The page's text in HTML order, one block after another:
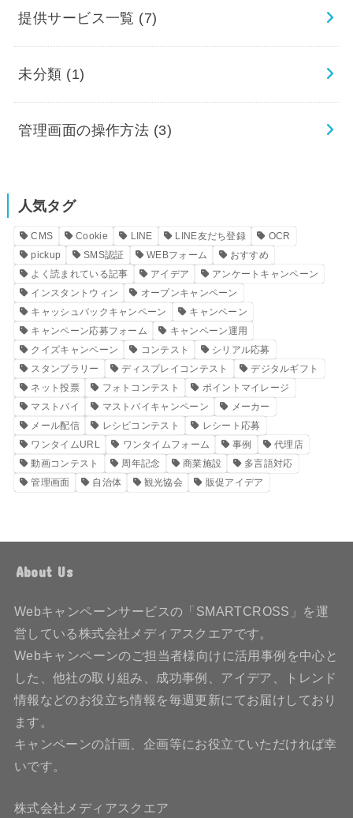
提供サービス一覧 (7)
未分類 (1)
管理画面の操作方法 (3)
人気タグ
CMS Cookie LINE LINE友だち登録
OCR
pickup
SMS認証 WEBフォーム
おすすめ
よく読まれている記事
アイデア
アンケートキャンペーン
インスタントウィン
オープンキャンペーン
キャッシュバックキャンペーン
キャンペーン
キャンペーン応募フォーム
キャンペーン運用
クイズキャンペーン
コンテスト
シリアル応募
スタンプラリー
ディスプレイコンテスト
デジタルギフト
ネット投票
フォトコンテスト
ポイントマイレージ
マストバイ
マストバイキャンペーン
メーカー
メール配信
レシピコンテスト
レシート応募
ワンタイムURL
ワンタイムフォーム 事例
代理店
動画コンテスト
周年記念 商業施設
多言語対応
管理画面
自治体 観光協会 販促アイデア
About Us
Webキャンペーンサービスの「SMARTCROSS」を運
営している株式会社メディアスクエアです。
Webキャンペーンのご担当者様向けに活用事例を中心と
した、他社の取り組み、成功事例、アイデア、トレンド
情報などのお役立ち情報を毎週更新にてお届けしており
ます。
キャンペーンの計画、企画等にお役立ていただければ幸
いです。
株式会社メディアスクエア